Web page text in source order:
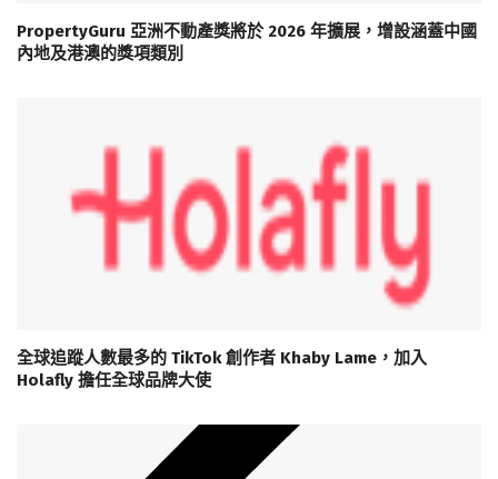
PropertyGuru 亞洲不動產獎將於 2026 年擴展，增設涵蓋中國
內地及港澳的獎項類別
全球追蹤人數最多的 TikTok 創作者 Khaby Lame，加入
Holafly 擔任全球品牌大使